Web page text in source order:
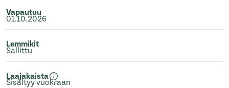
Vapautuu
01.10.2026
Lemmikit
Sallittu
Laajakaista
Sisältyy vuokraan